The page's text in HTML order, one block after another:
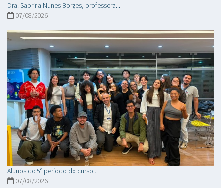
Dra. Sabrina Nunes Borges, professora...
07/08/2026
Alunos do 5° período do curso...
07/08/2026